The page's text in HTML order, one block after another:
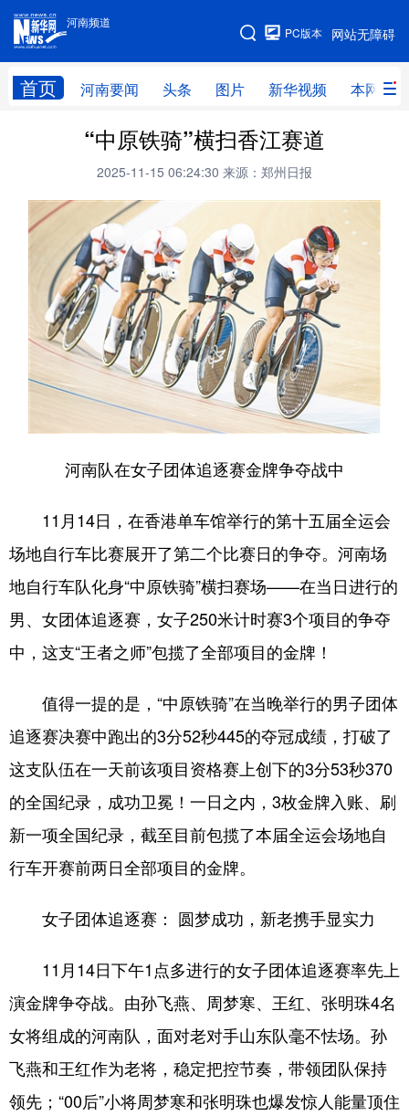
河南频道
网站无障碍
PC版本
首页 河南要闻 头条 图片 新华视频 本网原创
河南频道
网站地图
频道首页 河南要闻 头条
本网原创 新华访谈
新华社记者看河南 领导活动报道集
廉政 人事 新华视频
专题 网群推广 地方动态
乡村振兴 工业能源 科教兴省
民生社会 医疗健康 金融兴豫
文旅新探 豫股百家
地方频道
北京 天津 河北
山西 辽宁 吉林
上海 江苏 浙江
安徽 福建 江西
湖南 广东 广西
海南 重庆 四川
陕西 甘肃 青海
宁夏 新疆
多语种频道
English Español Français
عربى Русский язык
“中原铁骑”横扫香江赛道
2025-11-15 06:24:30 来源：郑州日报
河南队在女子团体追逐赛金牌争夺战中
11月14日，在香港单车馆举行的第十五届全运会
场地自行车比赛展开了第二个比赛日的争夺。河南场
地自行车队化身“中原铁骑”横扫赛场——在当日进行的
男、女团体追逐赛，女子250米计时赛3个项目的争夺
中，这支“王者之师”包揽了全部项目的金牌！
值得一提的是，“中原铁骑”在当晚举行的男子团体
追逐赛决赛中跑出的3分52秒445的夺冠成绩，打破了
这支队伍在一天前该项目资格赛上创下的3分53秒370
的全国纪录，成功卫冕！一日之内，3枚金牌入账、刷
新一项全国纪录，截至目前包揽了本届全运会场地自
行车开赛前两日全部项目的金牌。
女子团体追逐赛： 圆梦成功，新老携手显实力
11月14日下午1点多进行的女子团体追逐赛率先上
演金牌争夺战。由孙飞燕、周梦寒、王红、张明珠4名
女将组成的河南队，面对老对手山东队毫不怯场。孙
飞燕和王红作为老将，稳定把控节奏，带领团队保持
领先；“00后”小将周梦寒和张明珠也爆发惊人能量顶住